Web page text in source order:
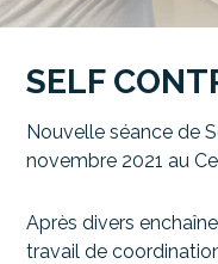
SELF
Nouvelle séance de
novembre 2021 au
Après divers
travail de